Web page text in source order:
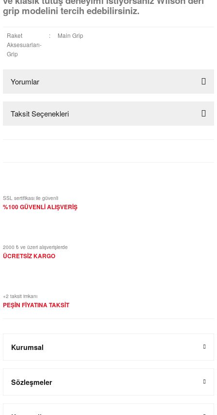
grip modelini tercih edebilirsiniz.
Raket
Aksesuarları-
Grip
: Main Grip
Yorumlar
Bu ürüne ilk yorumu siz yapın!
Taksit Seçenekleri
SSL sertifikası ile güvenli
%100 GÜVENLİ ALIŞVERİŞ
2000 ₺ ve üzeri alışverişlerde
ÜCRETSİZ KARGO
+2 taksit imkanı
PEŞİN FİYATINA TAKSİT
Kurumsal
Sözleşmeler